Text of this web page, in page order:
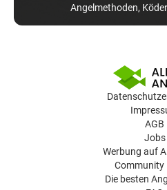
Angelmethoden,
AGB
Jobs
Werbung auf
Community
Die besten